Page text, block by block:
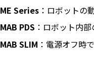
ME Series ：ロボットの
MAB PDS ：ロボット内
MAB SLIM ：電源オフ時